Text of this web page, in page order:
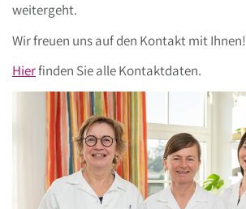
weitergeht.
Wir freuen uns auf den Kontakt mit Ihnen!
Hierfinden Sie alle Kontaktdaten.